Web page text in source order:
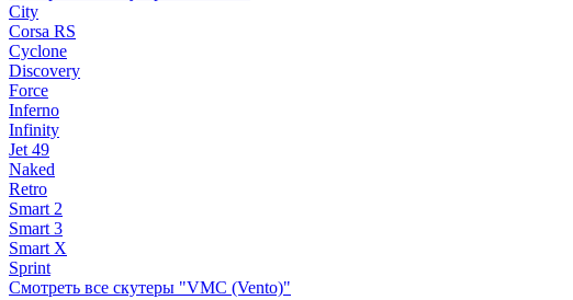
City
Corsa RS
Cyclone
Discovery
Force
Inferno
Infinity
Jet 49
Naked
Retro
Smart 2
Smart 3
Smart X
Sprint
Смотреть все скутеры "VMC (Vento)"